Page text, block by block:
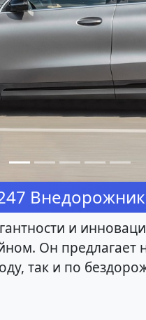
Внедорожник
и
Он предлагает
так и по